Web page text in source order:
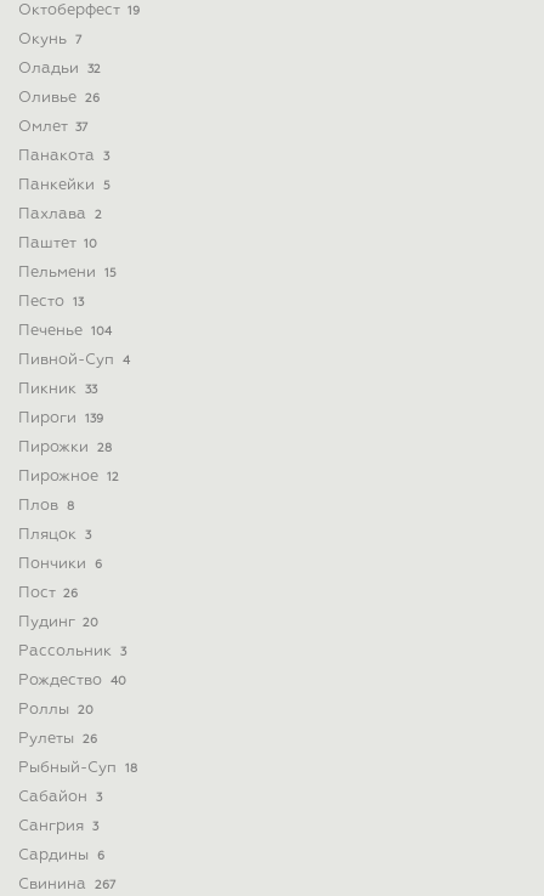
Октоберфест 19
Окунь 7
Оладьи 32
Оливье 26
Омлет 37
Панакота 3
Панкейки 5
Пахлава 2
Паштет 10
Пельмени 15
Песто 13
Печенье 104
Пивной-Суп 4
Пикник 33
Пироги 139
Пирожки 28
Пирожное 12
Плов 8
Пляцок 3
Пончики 6
Пост 26
Пудинг 20
Рассольник 3
Рождество 40
Роллы 20
Рулеты 26
Рыбный-Суп 18
Сабайон 3
Сангрия 3
Сардины 6
Свинина 267